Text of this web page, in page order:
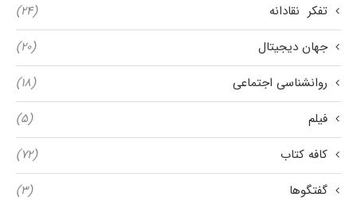
تفکر نقادانه
(۲۴)
جهان دیجیتال
(۲۰)
روانشناسی اجتماعی
(۱۸)
فیلم
(۵)
کافه کتاب
(۷۲)
گفتگوها
(۳)